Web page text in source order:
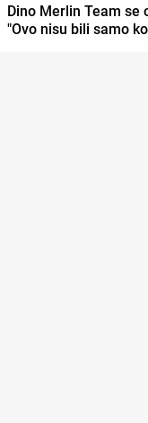
Dino Merlin Team se
"Ovo nisu bili samo